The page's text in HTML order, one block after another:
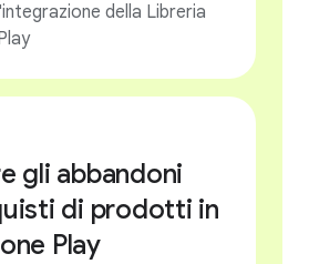
della Libreria
gli abbandoni
di prodotti in
Play